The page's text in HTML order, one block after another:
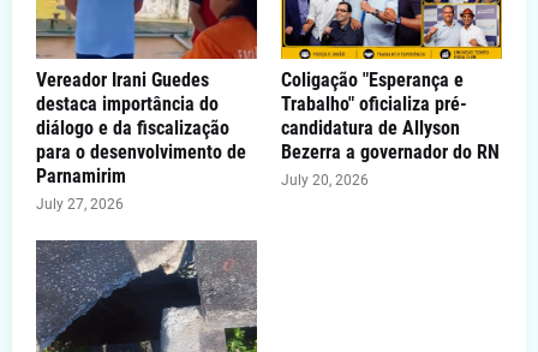
Vereador Irani Guedes
destaca importância do
diálogo e da fiscalização
para o desenvolvimento de
Parnamirim
July 27, 2026
Coligação "Esperança e
Trabalho" oficializa pré-
candidatura de Allyson
Bezerra a governador do RN
July 20, 2026